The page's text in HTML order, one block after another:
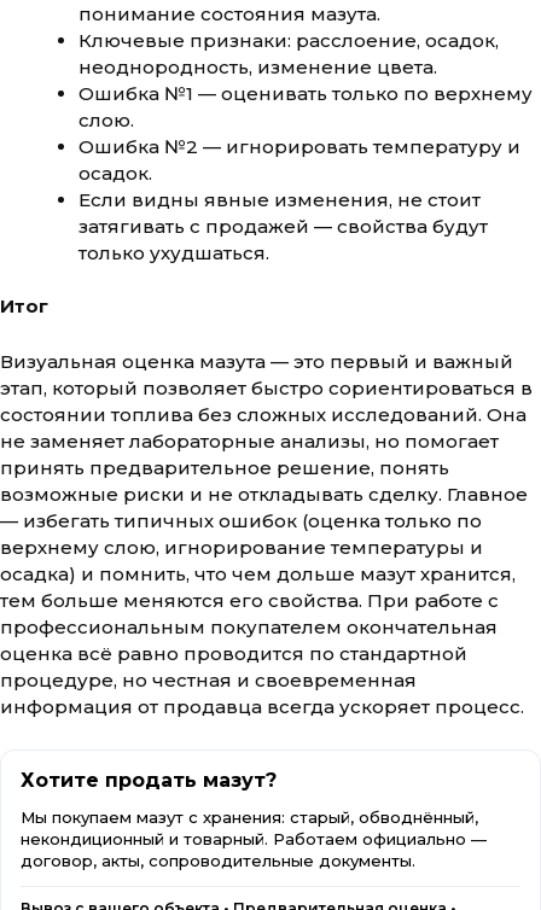
понимание состояния мазута.
Ключевые признаки: расслоение, осадок,
неоднородность, изменение цвета.
Ошибка №1 — оценивать только по верхнему
слою.
Ошибка №2 — игнорировать температуру и
осадок.
Если видны явные изменения, не стоит
затягивать с продажей — свойства будут
только ухудшаться.
Итог
Визуальная оценка мазута — это первый и важный
этап, который позволяет быстро сориентироваться в
состоянии топлива без сложных исследований. Она
не заменяет лабораторные анализы, но помогает
принять предварительное решение, понять
возможные риски и не откладывать сделку. Главное
— избегать типичных ошибок (оценка только по
верхнему слою, игнорирование температуры и
осадка) и помнить, что чем дольше мазут хранится,
тем больше меняются его свойства. При работе с
профессиональным покупателем окончательная
оценка всё равно проводится по стандартной
процедуре, но честная и своевременная
информация от продавца всегда ускоряет процесс.
Хотите продать мазут?
Мы покупаем мазут с хранения: старый, обводнённый,
некондиционный и товарный. Работаем официально —
договор, акты, сопроводительные документы.